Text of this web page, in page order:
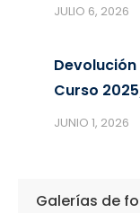
JULIO 6, 2026
Devolución
Curso
JUNIO 1, 2026
Galerías de